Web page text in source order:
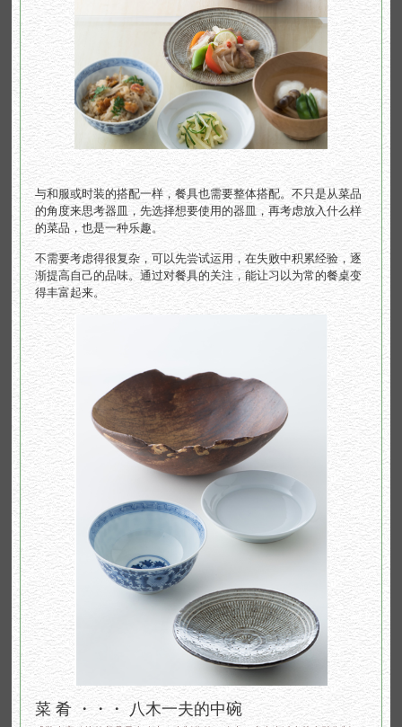
与和服或时装的搭配一样，餐具也需要整体搭配。不只是从菜品
的角度来思考器皿，先选择想要使用的器皿，再考虑放入什么样
的菜品，也是一种乐趣。
不需要考虑得很复杂，可以先尝试运用，在失败中积累经验，逐
渐提高自己的品味。通过对餐具的关注，能让习以为常的餐桌变
得丰富起来。
菜 肴 ・・・ 八木一夫的中碗